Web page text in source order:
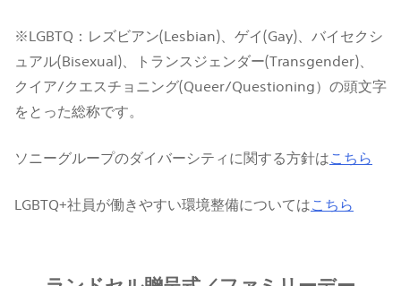
※LGBTQ：レズビアン(Lesbian)、ゲイ(Gay)、バイセクシ
ュアル(Bisexual)、トランスジェンダー(Transgender)、
クイア/クエスチョニング(Queer/Questioning）の頭文字
をとった総称です。
ソニーグループのダイバーシティに関する方針はこちら
LGBTQ+社員が働きやすい環境整備についてはこちら